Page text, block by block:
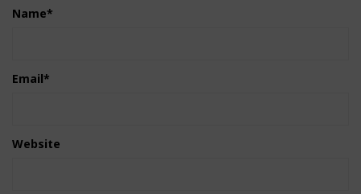
Name*
Email*
Website